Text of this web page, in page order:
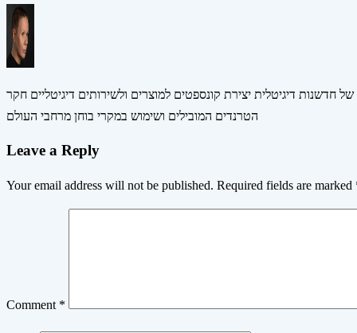
חדשנות דיגיטלית יצירת קונספטים למוצרים ולשירותים דיגיטליים חקר
הטרנדים המובילים ושימוש במקרי בוחן מרחבי העולם
Leave a Reply
Your email address will not be published. Required fields are marked
Comment *